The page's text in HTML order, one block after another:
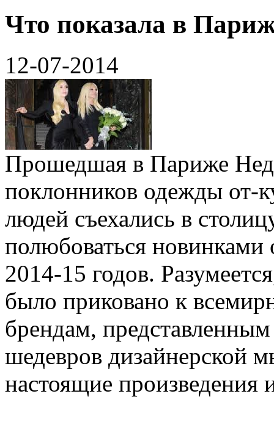
Что показала в
12-07-2014
Прошедшая в Париже
поклонников одежды от-
людей съехались в
полюбоваться новинками
2014-15 годов.
было приковано к
брендам,
шедевров дизайнерской
настоящие произведения